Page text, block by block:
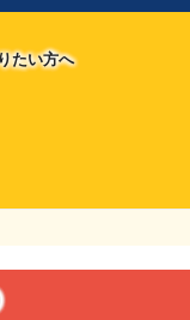
たい方へ
世済民イラスト集